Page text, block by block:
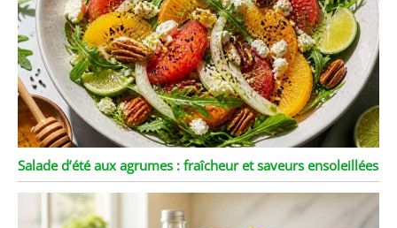
Salade d’été aux agrumes : fraîcheur et saveurs ensoleillées